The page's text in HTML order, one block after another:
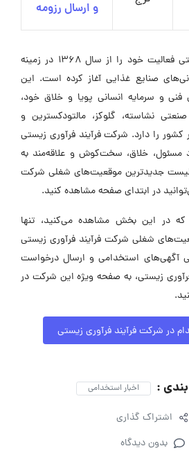
و ارسال رزومه
شرکت فرآیند فرآوری زیستی فعالیت خود را از سال ۱۳۶۸ در زمینه
صنایع غذایی آغاز کرده است. این
و سرمایه انسانی پویا و خلاق خود،
صنعتی نشاسته، گلوکز، مالتودکسترین و
را دارد. شرکت فرآیند فرآوری زیستی
مسئول، خلاق، سخت‌کوش و علاقه‌مند به
لیست جدیدترین موقعیت‌های شغلی شرکت
در ابتدای صفحه مشاهده کنید.
در این بخش مشاهده می‌کنید، تنها
شغلی شرکت فرآیند فرآوری زیستی
آگهی‌های استخدامی و ارسال درخواست
زیستی، به صفحه ویژه این شرکت در
در شرکت فرآیند فرآوری زیستی
: اخبار استخدامی
اشتراک گذاری
بدون دیدگاه